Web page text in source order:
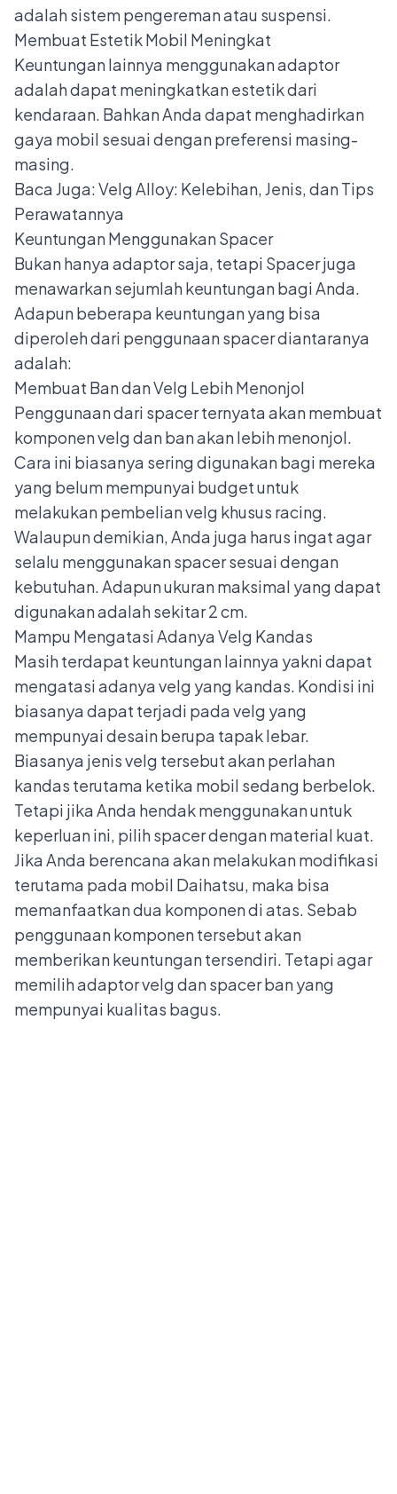
adalah sistem pengereman atau suspensi.
Membuat Estetik Mobil Meningkat
Keuntungan lainnya menggunakan adaptor
adalah dapat meningkatkan estetik dari
kendaraan. Bahkan Anda dapat menghadirkan
gaya mobil sesuai dengan preferensi masing-
masing.
Baca Juga:Velg Alloy: Kelebihan, Jenis, dan Tips
Perawatannya
Keuntungan Menggunakan Spacer
Bukan hanya adaptor saja, tetapi Spacer juga
menawarkan sejumlah keuntungan bagi Anda.
Adapun beberapa keuntungan yang bisa
diperoleh dari penggunaan spacer diantaranya
adalah:
Membuat Ban dan Velg Lebih Menonjol
Penggunaan dari spacer ternyata akan membuat
komponen velg dan ban akan lebih menonjol.
Cara ini biasanya sering digunakan bagi mereka
yang belum mempunyai budget untuk
melakukan pembelian velg khusus racing.
Walaupun demikian, Anda juga harus ingat agar
selalu menggunakan spacer sesuai dengan
kebutuhan. Adapun ukuran maksimal yang dapat
digunakan adalah sekitar 2 cm.
Mampu Mengatasi Adanya Velg Kandas
Masih terdapat keuntungan lainnya yakni dapat
mengatasi adanya velg yang kandas. Kondisi ini
biasanya dapat terjadi pada velg yang
mempunyai desain berupa tapak lebar.
Biasanya jenis velg tersebut akan perlahan
kandas terutama ketika mobil sedang berbelok.
Tetapi jika Anda hendak menggunakan untuk
keperluan ini, pilih spacer dengan material kuat.
Jika Anda berencana akan melakukan modifikasi
terutama pada mobil Daihatsu, maka bisa
memanfaatkan dua komponen di atas. Sebab
penggunaan komponen tersebut akan
memberikan keuntungan tersendiri. Tetapi agar
memilih adaptor velg dan spacer ban yang
mempunyai kualitas bagus.